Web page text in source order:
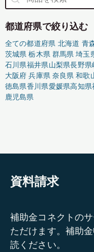
都道府県で絞り込む
全ての都道府県 北海道 青
茨城県 栃木県 群馬県 埼玉
石川県福井県山梨県長野県
大阪府 兵庫県 奈良県 和歌
徳島県香川県愛媛県高知県
鹿児島県
資料請求
補助金コネクトの
ただけます。補助
読ください。